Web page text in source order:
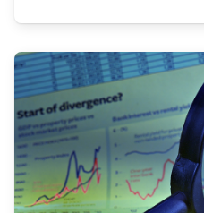
다. 특히 전통 금융기관과 핀
조와